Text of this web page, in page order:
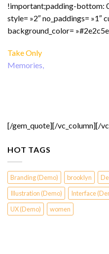
!important;padding-bottom:
style= »2″ no_paddings= »1″
background_color=
Take Only
Memories,
[/gem_quote][/vc_column][/
HOT TAGS
Branding (Demo) brooklyn
Illustration (Demo)
Interface
UX (Demo)
women